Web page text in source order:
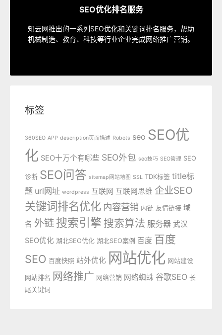
SEO优化排名服务
知云网推出的一系列SEO优化和关键词排名服务，帮助
机械制造、教育、科技等行业企业完成网络推广营销。
SEO服务中心
速排名等多种服务，从容应对各种优化需求。
标签
360SEO APP description页面描述 Robots seo SEO优
化 SEO十万个有哪些 SEO外包 seo技巧 SEO管理 SEO
诊断 SEO问答 sitemap网站地图 SSL TDK标签 title标
题 url网址 wordpress 互联网 互联网思维 企业SEO
关键词排名优化 内容营销 内链 友情链接 域
名 外链 搜索引擎 搜索算法 服务器 武汉
SEO优化 湖北SEO优化 湖北SEO案例 百度 百度
SEO 百度快照 站外优化 网站优化 网站建设
网站排名 网络推广 网络营销 网络蜘蛛 谷歌SEO 长
尾关键词